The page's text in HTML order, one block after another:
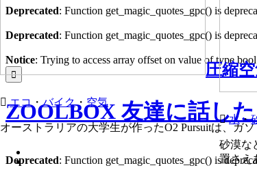
Deprecated: Function get_magic_quotes_gpc() is
Deprecated: Function get_magic_quotes_gpc() is
Notice: Trying to access array offset on value of type
ZOOLBOX 友達に話し
Deprecated: Function get_magic_quotes_gpc() is
圧縮
エコ・バイク・ 空気
オーストラリアの大学生が作ったO2 Pursuitは、ガ
水・
砂漠な
置さえ